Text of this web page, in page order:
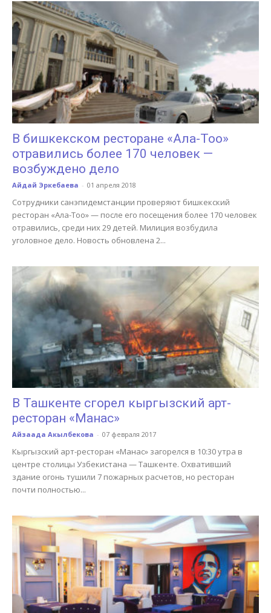
В бишкекском ресторане «Ала-Тоо»
отравились более 170 человек —
возбуждено дело
Айдай Эркебаева - 01 апреля 2018
Сотрудники санэпидемстанции проверяют бишкекский
ресторан «Ала-Тоо» — после его посещения более 170 человек
отравились, среди них 29 детей. Милиция возбудила
уголовное дело. Новость обновлена 2...
В Ташкенте сгорел кыргызский арт-
ресторан «Манас»
Айзаада Акылбекова - 07 февраля 2017
Кыргызский арт-ресторан «Манас» загорелся в 10:30 утра в
центре столицы Узбекистана — Ташкенте. Охвативший
здание огонь тушили 7 пожарных расчетов, но ресторан
почти полностью...